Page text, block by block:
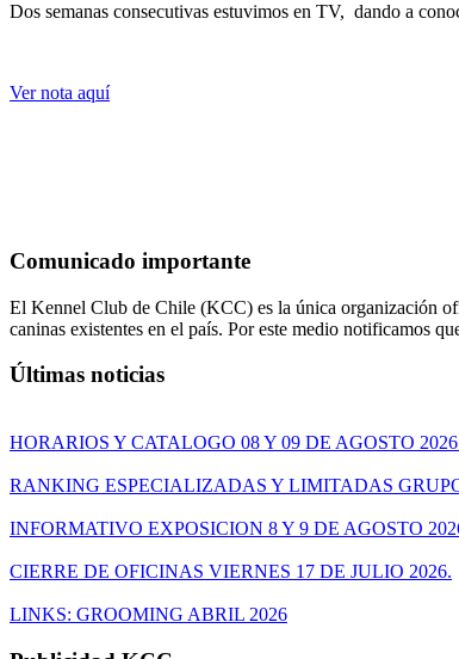
Dos semanas consecutivas estuvimos en TV, dando a
Ver nota aquí
Comunicado importante
El Kennel Club de Chile (KCC) es la única organización
caninas existentes en el país. Por este medio notificamos
Últimas noticias
HORARIOS Y CATALOGO 08 Y 09 DE AGOSTO
RANKING ESPECIALIZADAS Y LIMITADAS
INFORMATIVO EXPOSICION 8 Y 9 DE AGOSTO
CIERRE DE OFICINAS VIERNES 17 DE JULIO 2026.
LINKS: GROOMING ABRIL 2026